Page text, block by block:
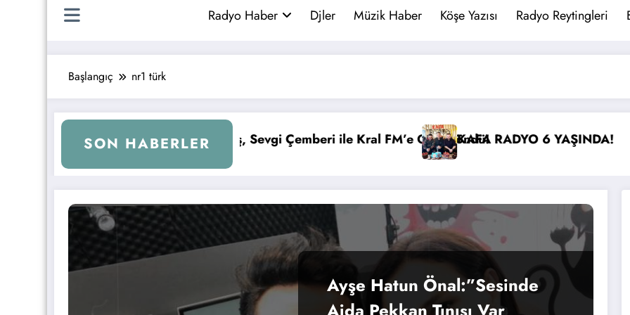
Radyo Haber Djler Müzik Haber Köşe Yazısı Radyo Reytingleri
Başlangıç nr1 türk
SON HABERLER
Sevgi Çemberi ile Kral FM’e Geri Döndü!KAFA RADYO 6 YAŞINDA! İBB Başkanı Ekrem
Ayşe Hatun Önal:”Sesinde